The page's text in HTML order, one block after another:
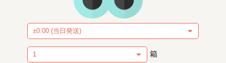
箱